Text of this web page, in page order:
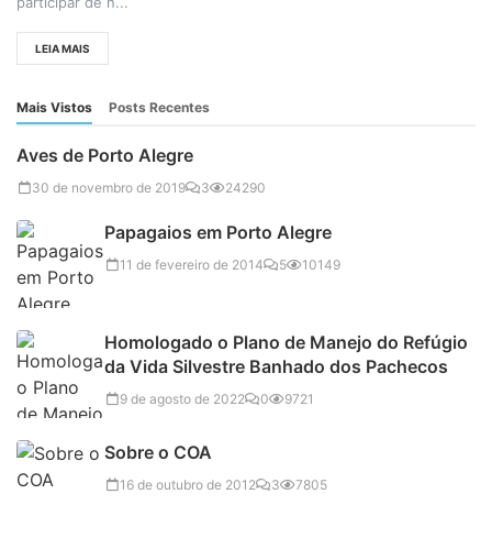
LEIA MAIS
Mais Vistos Posts Recentes
Aves de Porto Alegre
30 de novembro de 2019 3 24290
Papagaios em Porto Alegre
11 de fevereiro de 2014 5 10149
Homologado o Plano de Manejo do Refúgio
da Vida Silvestre Banhado dos Pachecos
9 de agosto de 2022 0 9721
Sobre o COA
16 de outubro de 2012 3 7805